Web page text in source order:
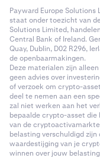
Payward Europe
staat onder toezicht van
Solutions Limited,
Central Bank of Ireland.
Quay, Dublin, D02 R296,
de openbaarmakingen.
Deze materialen zijn
geen advies over
of verzoek om crypto-
deel te nemen aan een
zal niet werken aan het
bepaalde crypto-asset die
van de
belasting verschuldigd
waardestijging van je
winnen over jouw